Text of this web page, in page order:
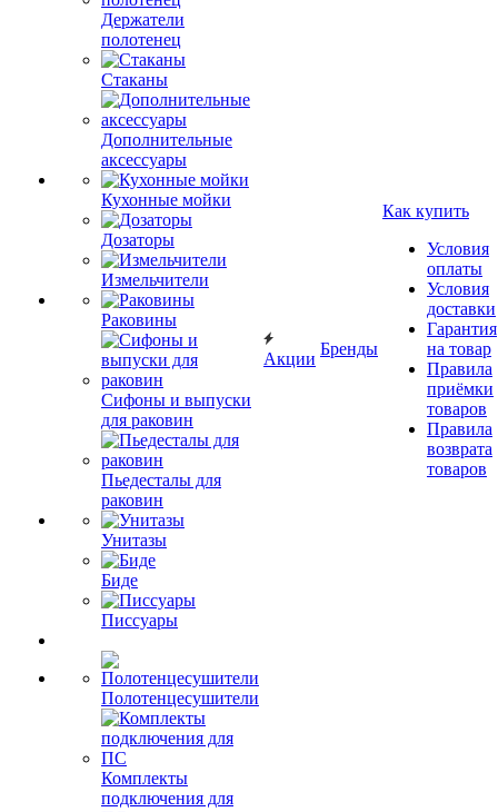
Держатели
полотенец
Стаканы
Дополнительные
аксессуары
Кухонные мойки
Дозаторы
Измельчители
Раковины
Сифоны и выпуски
для раковин
Пьедесталы для
раковин
Унитазы
Биде
Писсуары
Полотенцесушители
Комплекты
подключения для
Акции
Бренды
Как купить
Условия
оплаты
Условия
доставки
Гарантия
на товар
Правила
приёмки
товаров
Правила
возврата
товаров